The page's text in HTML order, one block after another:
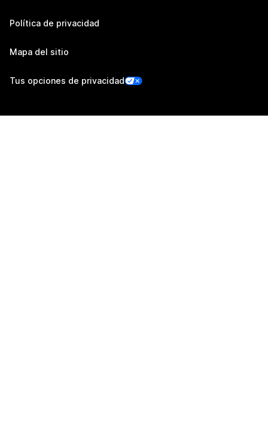
Política de privacidad
Mapa del sitio
Tus opciones de privacidad